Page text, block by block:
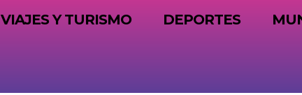
VIAJES Y TURISMO DEPORTES